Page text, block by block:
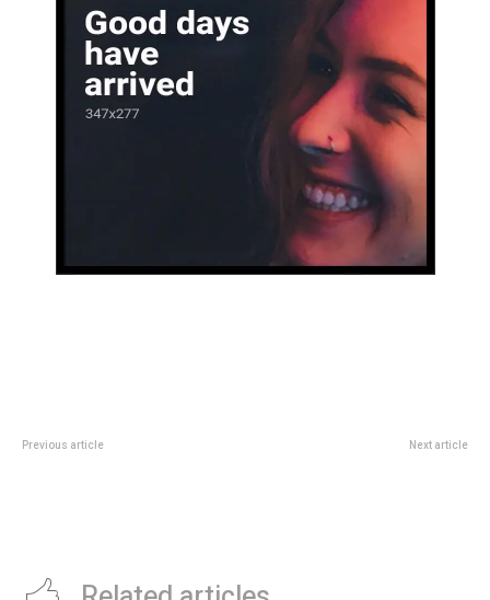
Previous article Next article